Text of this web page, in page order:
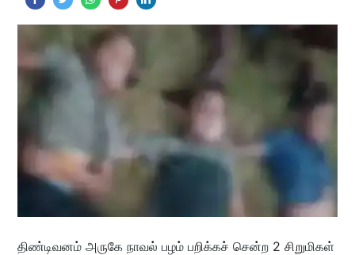
திண்டிவனம் அருகே நாவல் பழம் பறிக்கச் சென்ற 2 சிறுமிகள்